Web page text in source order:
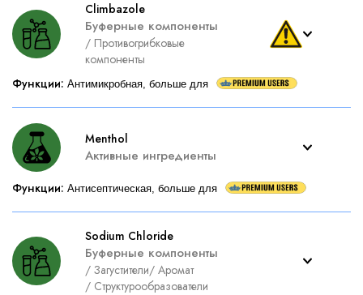
Climbazole
Буферные компоненты
/ Противогрибковые
компоненты
Функции: Антимикробная, больше для
Menthol
Активные ингредиенты
Функции: Антисептическая, больше для
Sodium Chloride
Буферные компоненты
/ Загустители/ Аромат
/ Структурообразователи